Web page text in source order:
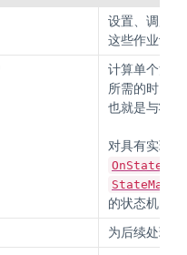
设置、调度
这些作业评
计算单个活
所需的时间
也就是与状
对具有实现
的状态机的
为后续处理